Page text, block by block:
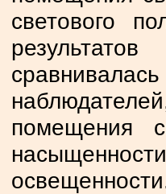
светового
помещения